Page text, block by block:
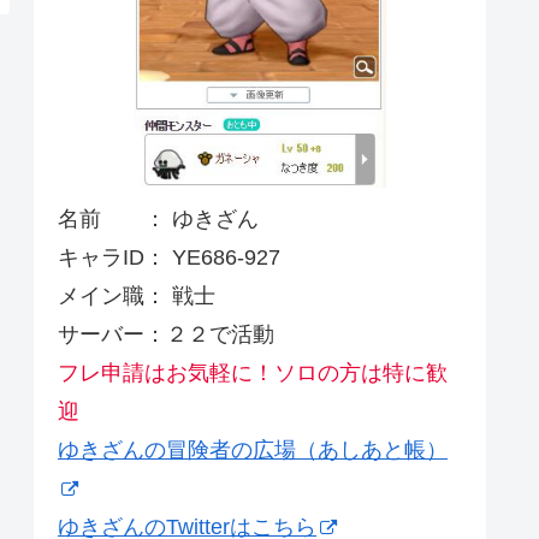
名前 ： ゆきざん
キャラID： YE686-927
メイン職： 戦士
サーバー：２２で活動
フレ申請はお気軽に！ソロの方は特に歓
迎
ゆきざんの冒険者の広場（あしあと帳）
ゆきざんのTwitterはこちら